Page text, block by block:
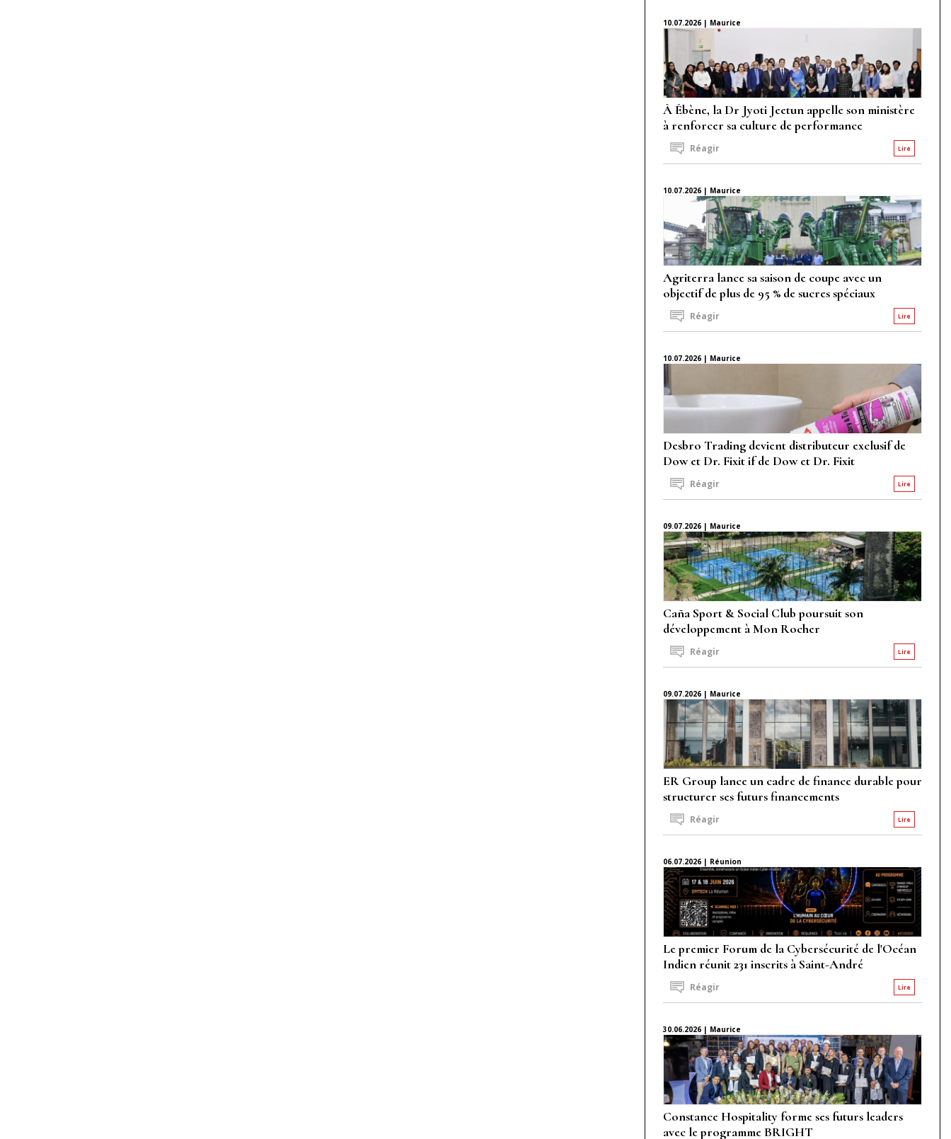
10.07.2026 | Maurice
À Ébène, la Dr Jyoti Jeetun appelle son ministère
à renforcer sa culture de performance
Lire
Réagir
10.07.2026 | Maurice
Agriterra lance sa saison de coupe avec un
objectif de plus de 95 % de sucres spéciaux
Lire
Réagir
10.07.2026 | Maurice
Desbro Trading devient distributeur exclusif de
Dow et Dr. Fixit if de Dow et Dr. Fixit
Lire
Réagir
09.07.2026 | Maurice
Caña Sport & Social Club poursuit son
développement à Mon Rocher
Lire
Réagir
09.07.2026 | Maurice
ER Group lance un cadre de finance durable pour
structurer ses futurs financements
Lire
Réagir
06.07.2026 | Réunion
Le premier Forum de la Cybersécurité de l'Océan
Indien réunit 231 inscrits à Saint-André
Lire
Réagir
30.06.2026 | Maurice
Constance Hospitality forme ses futurs leaders
avec le programme BRIGHT